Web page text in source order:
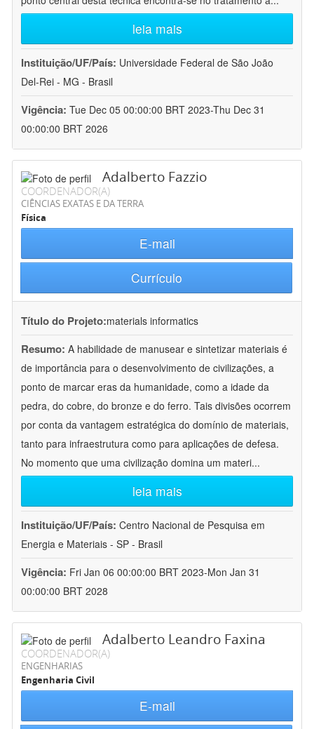
leia mais
Instituição/UF/País: Universidade Federal de São João
Del-Rei - MG - Brasil
Vigência: Tue Dec 05 00:00:00 BRT 2023-Thu Dec 31
00:00:00 BRT 2026
Adalberto Fazzio
COORDENADOR(A)
CIÊNCIAS EXATAS E DA TERRA
Física
E-mail
Currículo
Título do Projeto:materials informatics
Resumo: A habilidade de manusear e sintetizar materiais é
de importância para o desenvolvimento de civilizações, a
ponto de marcar eras da humanidade, como a idade da
pedra, do cobre, do bronze e do ferro. Tais divisões ocorrem
por conta da vantagem estratégica do domínio de materiais,
tanto para infraestrutura como para aplicações de defesa.
No momento que uma civilização domina um materi...
leia mais
Instituição/UF/País: Centro Nacional de Pesquisa em
Energia e Materiais - SP - Brasil
Vigência: Fri Jan 06 00:00:00 BRT 2023-Mon Jan 31
00:00:00 BRT 2028
Adalberto Leandro Faxina
COORDENADOR(A)
ENGENHARIAS
Engenharia Civil
E-mail